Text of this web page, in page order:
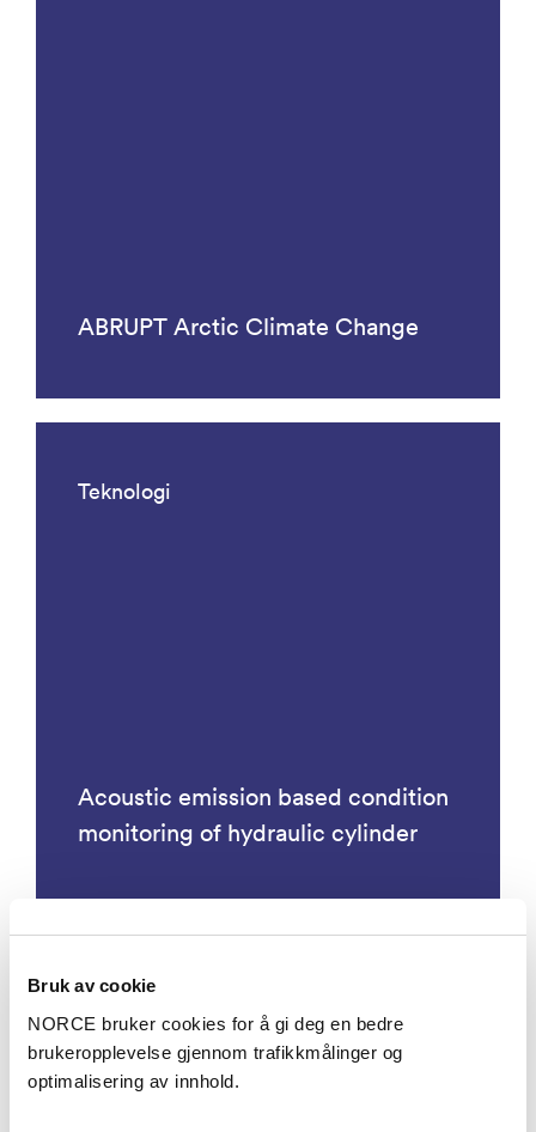
Bruk av cookie
NORCE bruker cookies for å gi deg en bedre
brukeropplevelse gjennom trafikkmålinger og
optimalisering av innhold.
ABRUPT Arctic Climate Change
Teknologi
Acoustic emission based condition
monitoring of hydraulic cylinder
Prosjekter